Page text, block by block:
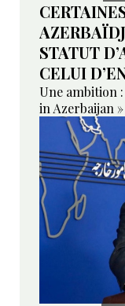
STATUT
CELUI
Une ambition
in Azerbaijan »